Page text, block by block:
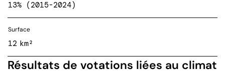
13% (2015-2024)
Surface
12 km²
Résultats de votations liées au climat